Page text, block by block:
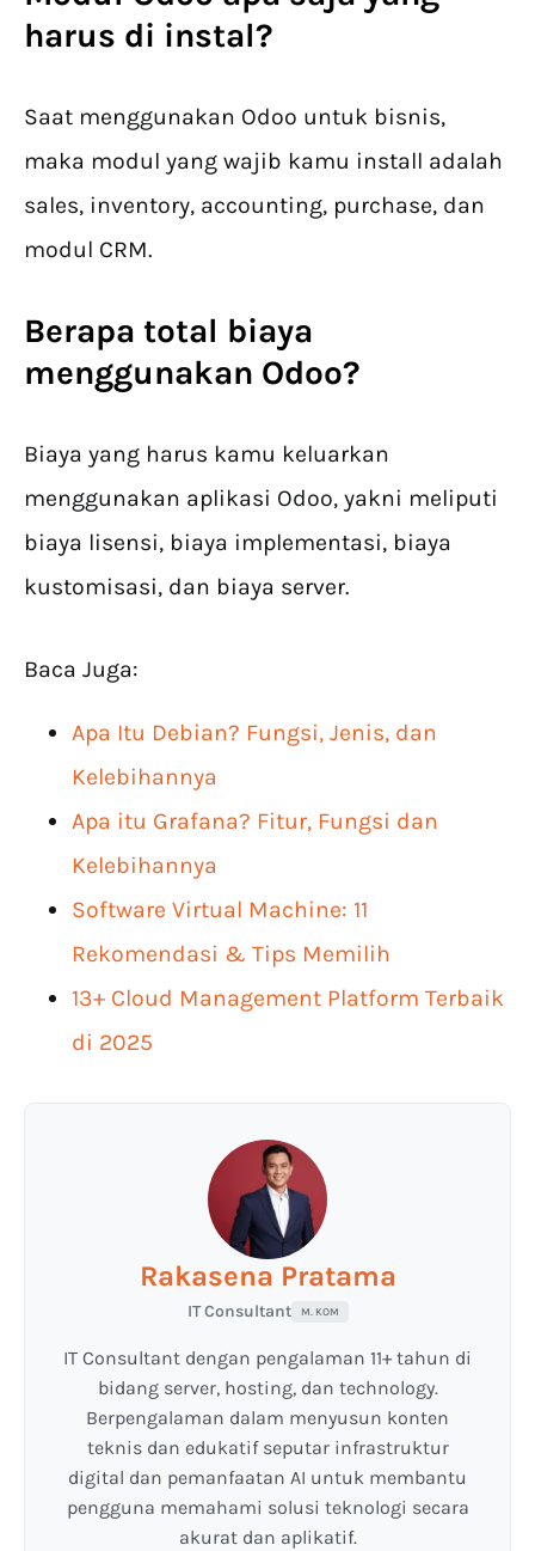
harus di instal?
Saat menggunakan Odoo untuk bisnis,
maka modul yang wajib kamu install adalah
sales, inventory, accounting, purchase, dan
modul CRM.
Berapa total biaya
menggunakan Odoo?
Biaya yang harus kamu keluarkan
menggunakan aplikasi Odoo, yakni meliputi
biaya lisensi, biaya implementasi, biaya
kustomisasi, dan biaya server.
Baca Juga:
Apa Itu Debian? Fungsi, Jenis, dan
Kelebihannya
Apa itu Grafana? Fitur, Fungsi dan
Kelebihannya
Software Virtual Machine: 11
Rekomendasi & Tips Memilih
13+ Cloud Management Platform Terbaik
di 2025
Rakasena Pratama
IT Consultant M. KOM
IT Consultant dengan pengalaman 11+ tahun di
bidang server, hosting, dan technology.
Berpengalaman dalam menyusun konten
teknis dan edukatif seputar infrastruktur
digital dan pemanfaatan AI untuk membantu
pengguna memahami solusi teknologi secara
akurat dan aplikatif.